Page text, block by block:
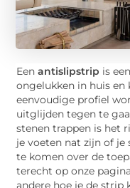
Eenantislipstrip is
ongelukken in huis
eenvoudige profiel
uitglijden tegen te
stenen trappen is het
je voeten nat zijn of je
te komen over de
terecht op onze pagina
andere hoe je de strip